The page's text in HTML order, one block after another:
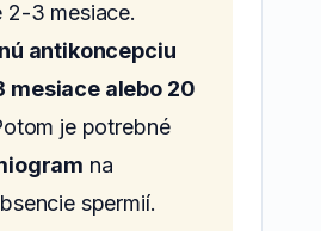
2-3 mesiace.
antikoncepciu
mesiace alebo 20
je potrebné
na
spermií.